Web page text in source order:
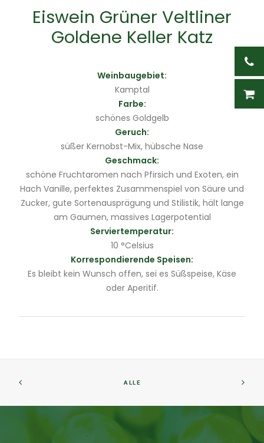
Eiswein Grüner Veltliner
Goldene Keller Katz
Weinbaugebiet:
Kamptal
Farbe:
schönes Goldgelb
Geruch:
süßer Kernobst-Mix, hübsche Nase
Geschmack:
schöne Fruchtaromen nach Pfirsich und Exoten, ein
Hach Vanille, perfektes Zusammenspiel von Säure und
Zucker, gute Sortenausprägung und Stilistik, hält lange
am Gaumen, massives Lagerpotential
Serviertemperatur:
10 °Celsius
Korrespondierende Speisen:
Es bleibt kein Wunsch offen, sei es Süßspeise, Käse
oder Aperitif.
ALLE